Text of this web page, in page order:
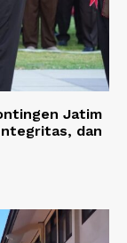
Jatim
dan